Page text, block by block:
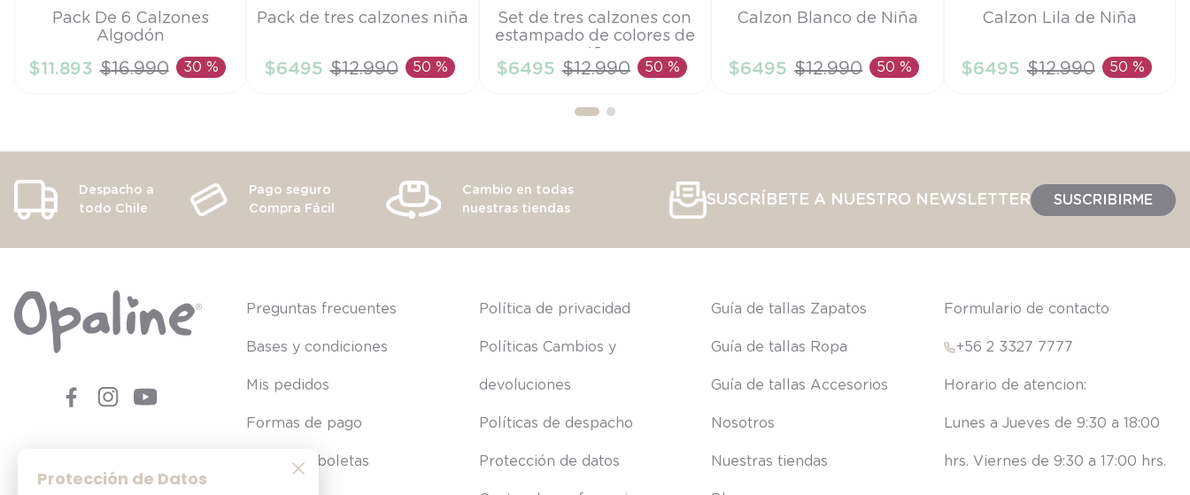
Protección de Datos
AÑADIR AL CARRITO
Pack De 6 Calzones
Algodón
$11 .893 $16.990 30 %
Talla
AÑADIR AL CARRITO
Pack de tres calzones niña
$6495 $12.990 50 %
Talla
S
AÑADIR AL CARRITO
Set de tres calzones con
estampado de colores de
niña
$6495 $12.990 50 %
Talla
AÑADIR AL CARRITO
Calzon Blanco de Niña
$6495 $12.990 50 % AÑADIR AL CARRITO
Calzon Lila de Niña
$6495 $12.990 50 %
Despacho a
todo Chile
Pago seguro
Compra Fácil
Cambio en todas
nuestras tiendas
SUSCRÍBETE A NUESTRO NEWSLETTER SUSCRIBIRME
Preguntas frecuentes
Bases y condiciones
Mis pedidos
Formas de pago
Consultar boletas
Política de privacidad
Políticas Cambios y
devoluciones
Políticas de despacho
Protección de datos
Guía de tallas Zapatos
Guía de tallas Ropa
Guía de tallas Accesorios
Nosotros
Nuestras tiendas
Formulario de contacto
+56 2 3327 7777
Lunes a Jueves de 9:30 a 18:00
hrs. Viernes de 9:30 a 17:00 hrs.